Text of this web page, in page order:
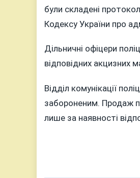
були складені
Кодексу України про
Дільничні офіцери
відповідних акцизних
Відділ комунікації
забороненим. Продаж
лише за наявності